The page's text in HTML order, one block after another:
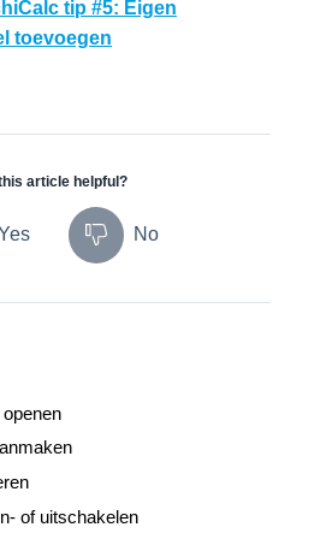
tip #5: Eigen
toevoegen
article helpful?
Yes No
of uitschakelen